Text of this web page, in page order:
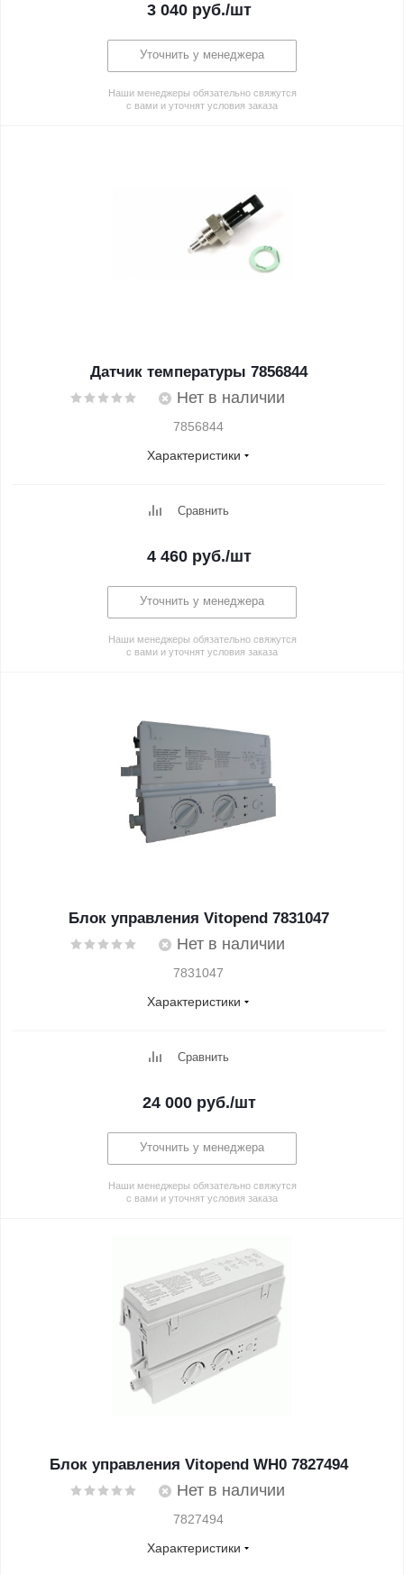
3 040руб./шт
Уточнить у менеджера
Наши менеджеры обязательно свяжутся
с вами и уточнят условия заказа
Датчик температуры 7856844
Нет в наличии
7856844
Характеристики
Сравнить
4 460руб./шт
Уточнить у менеджера
Наши менеджеры обязательно свяжутся
с вами и уточнят условия заказа
Блок управления Vitopend 7831047
Нет в наличии
7831047
Характеристики
Сравнить
24 000руб./шт
Уточнить у менеджера
Наши менеджеры обязательно свяжутся
с вами и уточнят условия заказа
Блок управления Vitopend WH0 7827494
Нет в наличии
7827494
Характеристики